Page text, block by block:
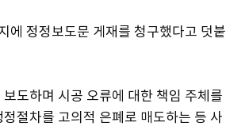
에 정정보도문 게재를 청구했다고 덧붙
도하며 시공 오류에 대한 책임 주체를
절차를 고의적 은폐로 매도하는 등 사